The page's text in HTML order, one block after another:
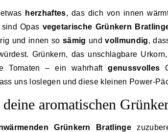
herzhaftes, das dich von innen
Opas vegetarische Grünkern
und innen sosämig undvollmundig,
Grünkern, das unschlagbare
Tomaten – ein wahrhaftgenussvolles
uns loslegen und diese kleinen Power-
aromatischen
Grünkern Bratlinge